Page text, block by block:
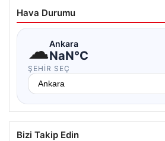
Hava Durumu
☁Ankara
NaN°C
ŞEHIR SEÇ
Bizi Takip Edin